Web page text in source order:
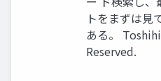
トをまずは⾒
ある。
Reserved.